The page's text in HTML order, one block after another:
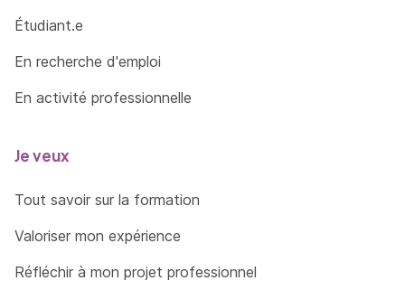
Étudiant.e
En recherche d'emploi
En activité professionnelle
Je veux
Tout savoir sur la formation
Valoriser mon expérience
Réfléchir à mon projet professionnel